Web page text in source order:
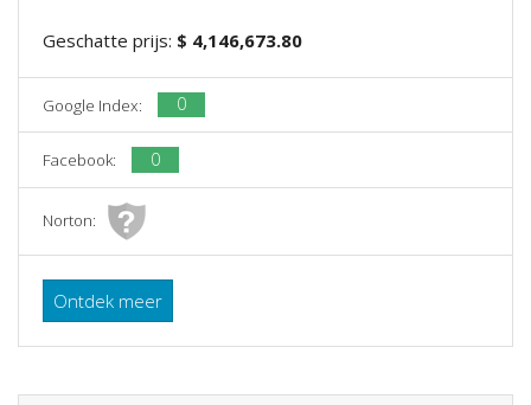
Geschatte prijs: $ 4,146,673.80
Google Index: 0
Facebook: 0
Norton:
Ontdek meer